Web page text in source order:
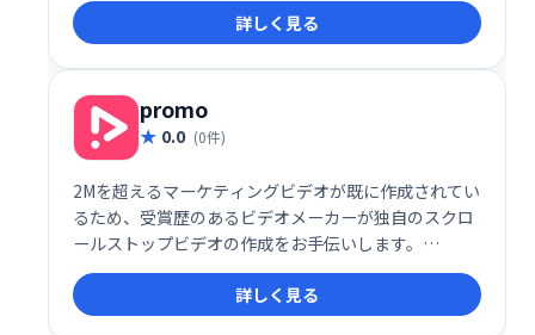
ケティング、学習、コミュニケーション用途の動画を
制作できます。ゼロから作成することも、テンプレー
トをカスタマイズすることも可能です。
詳しく見る
promo
0.0 (0件)
2Mを超えるマーケティングビデオが既に作成されてい
るため、受賞歴のあるビデオメーカーが独自のスクロ
ールストップビデオの作成をお手伝いします。
Promo.comは、ビジネスを後押しする高性能ビデオ
を作成するために必要なすべてを提供します。
詳しく見る